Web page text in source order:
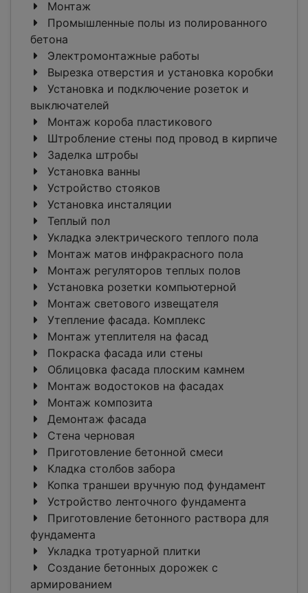
Монтаж
Промышленные полы из полированного
бетона
Электромонтажные работы
Вырезка отверстия и установка коробки
Установка и подключение розеток и
выключателей
Монтаж короба пластикового
Штробление стены под провод в кирпиче
Заделка штробы
Установка ванны
Устройство стояков
Установка инсталяции
Теплый пол
Укладка электрического теплого пола
Монтаж матов инфракрасного пола
Монтаж регуляторов теплых полов
Установка розетки компьютерной
Монтаж светового извещателя
Утепление фасада. Комплекс
Монтаж утеплителя на фасад
Покраска фасада или стены
Облицовка фасада плоским камнем
Монтаж водостоков на фасадах
Монтаж композита
Демонтаж фасада
Стена черновая
Приготовление бетонной смеси
Кладка столбов забора
Копка траншеи вручную под фундамент
Устройство ленточного фундамента
Приготовление бетонного раствора для
фундамента
Укладка тротуарной плитки
Создание бетонных дорожек с
армированием